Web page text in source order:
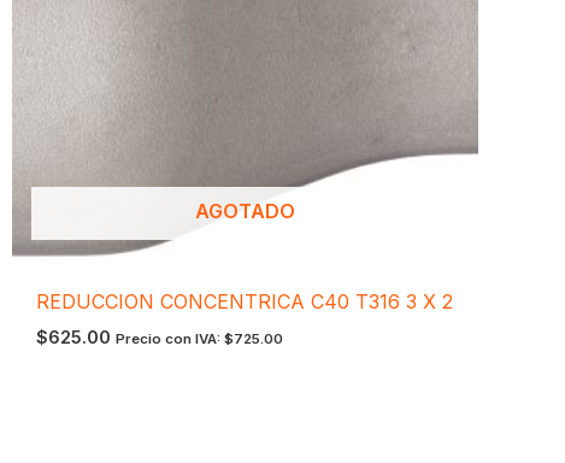
AGOTADO
REDUCCION CONCENTRICA C40 T316 3 X 2
$625.00 Precio con IVA: $725.00